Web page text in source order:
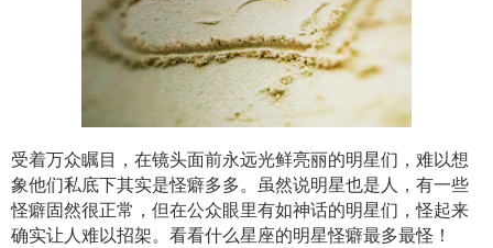
受着万众瞩目，在镜头面前永远光鲜亮丽的明星们，难以想
象他们私底下其实是怪癖多多。虽然说明星也是人，有一些
怪癖固然很正常，但在公众眼里有如神话的明星们，怪起来
确实让人难以招架。看看什么星座的明星怪癖最多最怪！